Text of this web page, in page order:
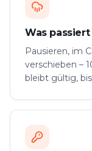
Was
Pausieren, im
verschieben –
bleibt gültig,